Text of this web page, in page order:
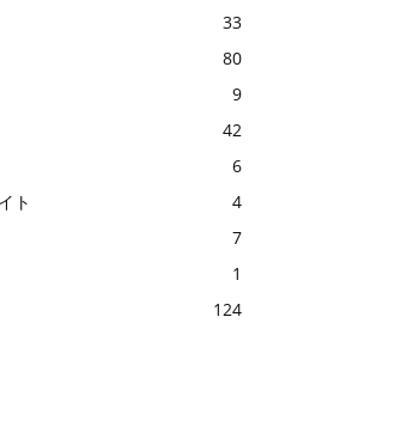
33
80
9
42
6
ト
4
7
1
124